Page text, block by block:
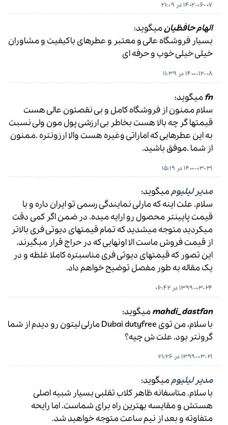
1402-06-07 در 21:09
الهام حافظیانمیگوید:
بسیار فروشگاه عالی و معتبر و عطرهای باکیفیت و مشاوران
خیلی خیلی خوب و حرفه ای
1400-12-08 در 11:39
fn میگوید:
سلام ممنون از فروشگاه کامل و بی نقصتون عالی هست
قیمتها گر چه بالا هست بخاطر بی ارزشی پول مون ولی نسبت
به این عطرهایی که اماراتی وغیره هست والا ارزونتره .ممنون
از شما .موفق باشید.
1400-03-31 در 15:19
مدیر لیلیوممیگوید:
سلام. علت اینه که مارلی نمایندگی رسمی تو ایران داره و با
قیمت پایینتر محصول رو ارایه میده. در ضمن اگر کمی دقت
میکردید متوجه میشدید که تمام قیمتهای دیوتی فری بالاتر
از قیمت فروش ماست الا اونهایی که در حراج قرار میگیرند.
این تصور که قیمتهای دیوتی فری مناسبتره کاملا غلطه و در
یک مقاله به طور مفصل توضیح خواهم داد.
1399-03-24 در 06:42
mahdi_dastfan میگوید:
با سلام، من توی Dubai dutyfree مارلی لیتون رو دیدم از شما
گرونتر بود. علت ش چیه؟
1399-03-21 در 21:26
مدیر لیلیوممیگوید:
با سلام. متاسفانه ظاهر کلاب تقلبی بسیار شبیه اصلی
هستش و مقایسه بهترین راه برای شماست. اما رایحه
متفاوته و بعد از نیم ساعت متوجه خواهید شد.